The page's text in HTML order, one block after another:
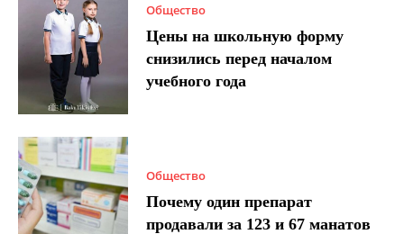
Общество
Цены на школьную форму
снизились перед началом
учебного года
Общество
Почему один препарат
продавали за 123 и 67 манатов